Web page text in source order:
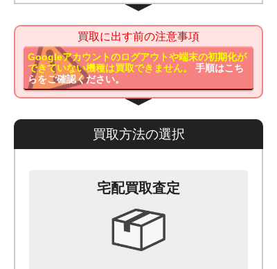
買取に出す前の注意事項
Googleアカウントのログアウトや端末の初期化が
できていない機種は買取できません。
手順はこち
らをご確認ください。
買取方法の選択
宅配買取査定